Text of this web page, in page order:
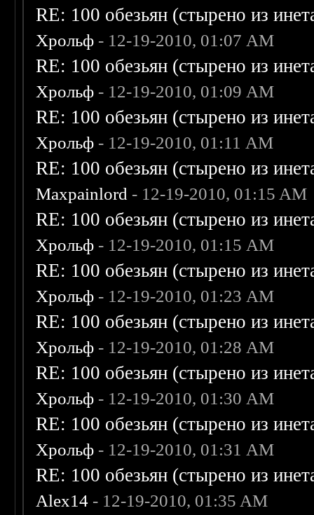
RE: 100 обезьян (стырено из
Хрольф - 12-19-2010, 01:07 AM
RE: 100 обезьян (стырено из
Хрольф - 12-19-2010, 01:09 AM
RE: 100 обезьян (стырено из
Хрольф - 12-19-2010, 01:11 AM
RE: 100 обезьян (стырено из
Maxpainlord - 12-19-2010, 01:15 AM
RE: 100 обезьян (стырено из
Хрольф - 12-19-2010, 01:15 AM
RE: 100 обезьян (стырено из
Хрольф - 12-19-2010, 01:23 AM
RE: 100 обезьян (стырено из
Хрольф - 12-19-2010, 01:28 AM
RE: 100 обезьян (стырено из
Хрольф - 12-19-2010, 01:30 AM
RE: 100 обезьян (стырено из
Хрольф - 12-19-2010, 01:31 AM
RE: 100 обезьян (стырено из
Alex14 - 12-19-2010, 01:35 AM